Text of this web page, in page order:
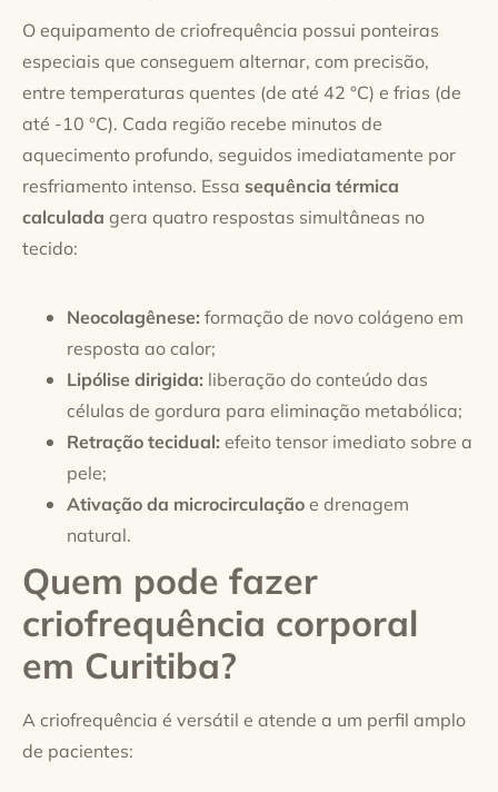
O equipamento de criofrequência possui ponteiras
especiais que conseguem alternar, com precisão,
entre temperaturas quentes (de até 42 °C) e frias (de
até -10 °C). Cada região recebe minutos de
aquecimento profundo, seguidos imediatamente por
resfriamento intenso. Essa sequência térmica
calculada gera quatro respostas simultâneas no
tecido:
Neocolagênese: formação de novo colágeno em
resposta ao calor;
Lipólise dirigida: liberação do conteúdo das
células de gordura para eliminação metabólica;
Retração tecidual: efeito tensor imediato sobre a
pele;
Ativação da microcirculaçãoe drenagem
natural.
Quem pode fazer
criofrequência corporal
em Curitiba?
A criofrequência é versátil e atende a um perfil amplo
de pacientes: